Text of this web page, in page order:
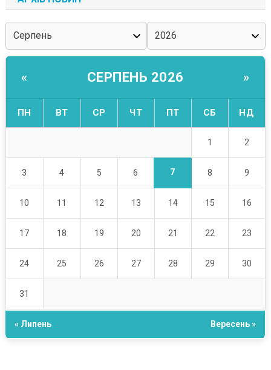
« СЕРПЕНЬ 2026 »
ПН ВТ СР ЧТ ПТ СБ НД
1 2
3 4 5 6 7 8 9
10 11 12 13 14 15 16
17 18 19 20 21 22 23
24 25 26 27 28 29 30
31
« Липень Вересень »